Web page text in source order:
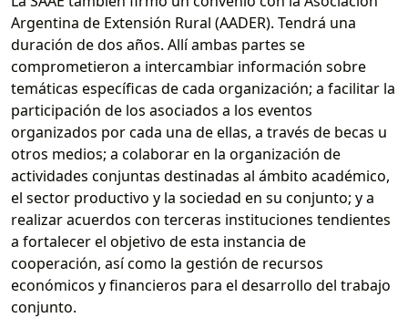
Argentina de Extensión Rural (AADER). Tendrá una
duración de dos años. Allí ambas partes se
comprometieron a intercambiar información sobre
temáticas específicas de cada organización; a facilitar la
participación de los asociados a los eventos
organizados por cada una de ellas, a través de becas u
otros medios; a colaborar en la organización de
actividades conjuntas destinadas al ámbito académico,
el sector productivo y la sociedad en su conjunto; y a
realizar acuerdos con terceras instituciones tendientes
a fortalecer el objetivo de esta instancia de
cooperación, así como la gestión de recursos
económicos y financieros para el desarrollo del trabajo
conjunto.